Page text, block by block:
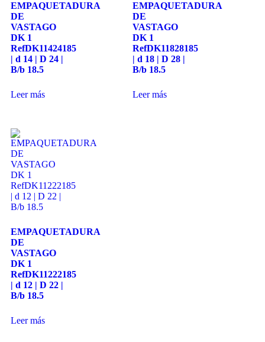
EMPAQUETADURA
DE
VASTAGO
DK 1
RefDK11424185
| d 14 | D 24 |
B/b 18.5
Leer más
EMPAQUETADURA
DE
VASTAGO
DK 1
RefDK11828185
| d 18 | D 28 |
B/b 18.5
Leer más
EMPAQUETADURA
DE
VASTAGO
DK 1
RefDK11222185
| d 12 | D 22 |
B/b 18.5
Leer más